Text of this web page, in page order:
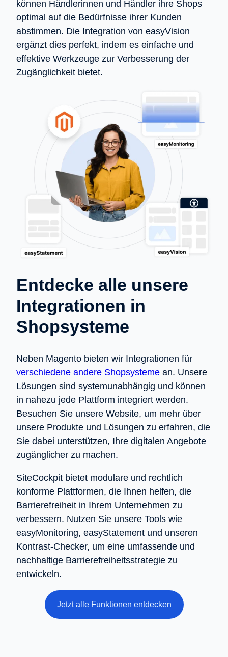
können Händlerinnen und Händler ihre Shops
optimal auf die Bedürfnisse ihrer Kunden
abstimmen. Die Integration von easyVision
ergänzt dies perfekt, indem es einfache und
effektive Werkzeuge zur Verbesserung der
Zugänglichkeit bietet.
Entdecke alle unsere
Integrationen in
Shopsysteme
Neben Magento bieten wir Integrationen für
verschiedene andere Shopsysteme an. Unsere
Lösungen sind systemunabhängig und können
in nahezu jede Plattform integriert werden.
Besuchen Sie unsere Website, um mehr über
unsere Produkte und Lösungen zu erfahren, die
Sie dabei unterstützen, Ihre digitalen Angebote
zugänglicher zu machen.
SiteCockpit bietet modulare und rechtlich
konforme Plattformen, die Ihnen helfen, die
Barrierefreiheit in Ihrem Unternehmen zu
verbessern. Nutzen Sie unsere Tools wie
easyMonitoring, easyStatement und unseren
Kontrast-Checker, um eine umfassende und
nachhaltige Barrierefreiheitsstrategie zu
entwickeln.
Jetzt alle Funktionen entdecken